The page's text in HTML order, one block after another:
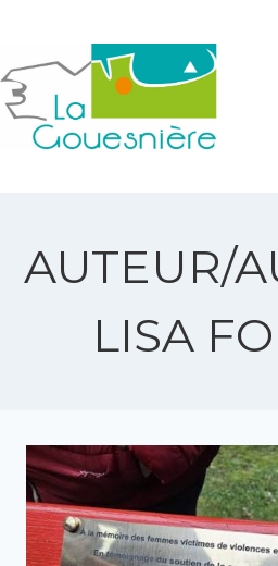
contenu
AUTEUR/
LISA